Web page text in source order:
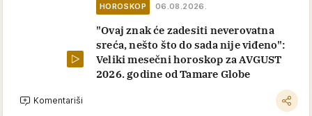
HOROSKOP 06.08.2026.
"Ovaj znak će zadesiti neverovatna
sreća, nešto što do sada nije viđeno":
Veliki mesečni horoskop za AVGUST
2026. godine od Tamare Globe
Komentariši